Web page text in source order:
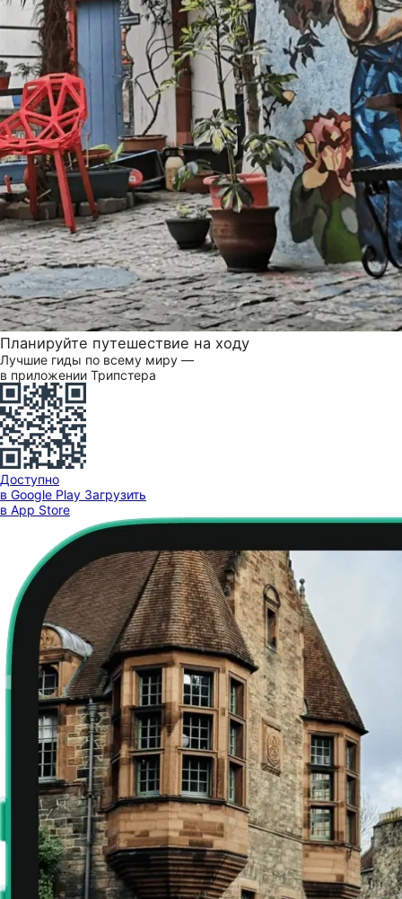
Планируйте путешествие на ходу
Лучшие гиды по всему миру —
в приложении Трипстера
Доступно
в Google Play Загрузить
в App Store